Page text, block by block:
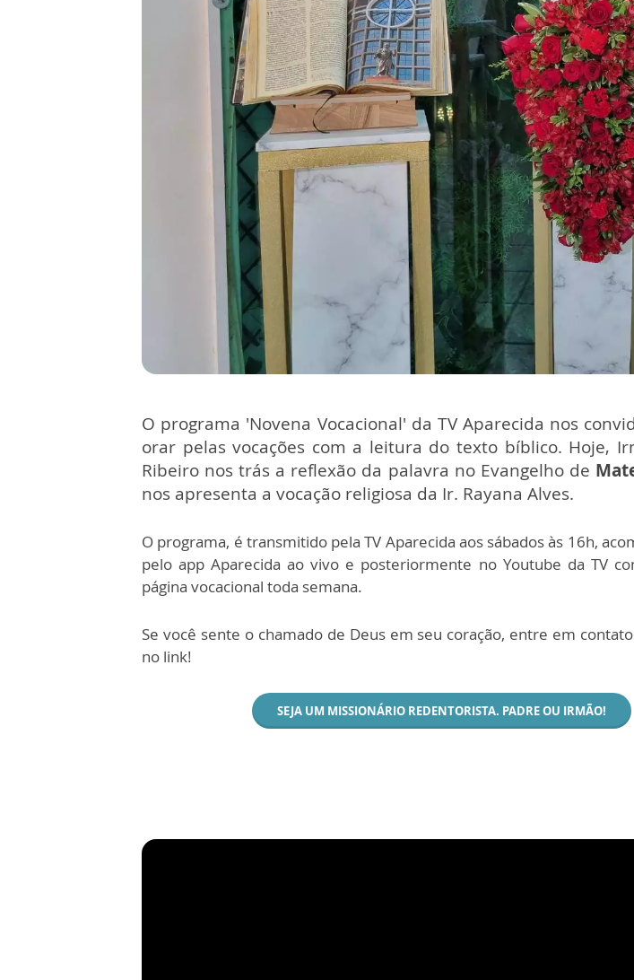
O programa 'Novena Vocacional' da TV Aparecida nos
orar pelas vocações com a leitura do texto bíblico. Hoje,
Ribeiro nos trás a reflexão da palavra no Evangelho de
nos apresenta a vocação religiosa da Ir. Rayana Alves.
O programa, é transmitido pela TV Aparecida aos sábados às 16h,
pelo app Aparecida ao vivo e posteriormente no Youtube da TV
página vocacional toda semana.
Se você sente o chamado de Deus em seu coração, entre em
no link!
SEJA UM MISSIONÁRIO REDENTORISTA. PADRE OU IRMÃO!